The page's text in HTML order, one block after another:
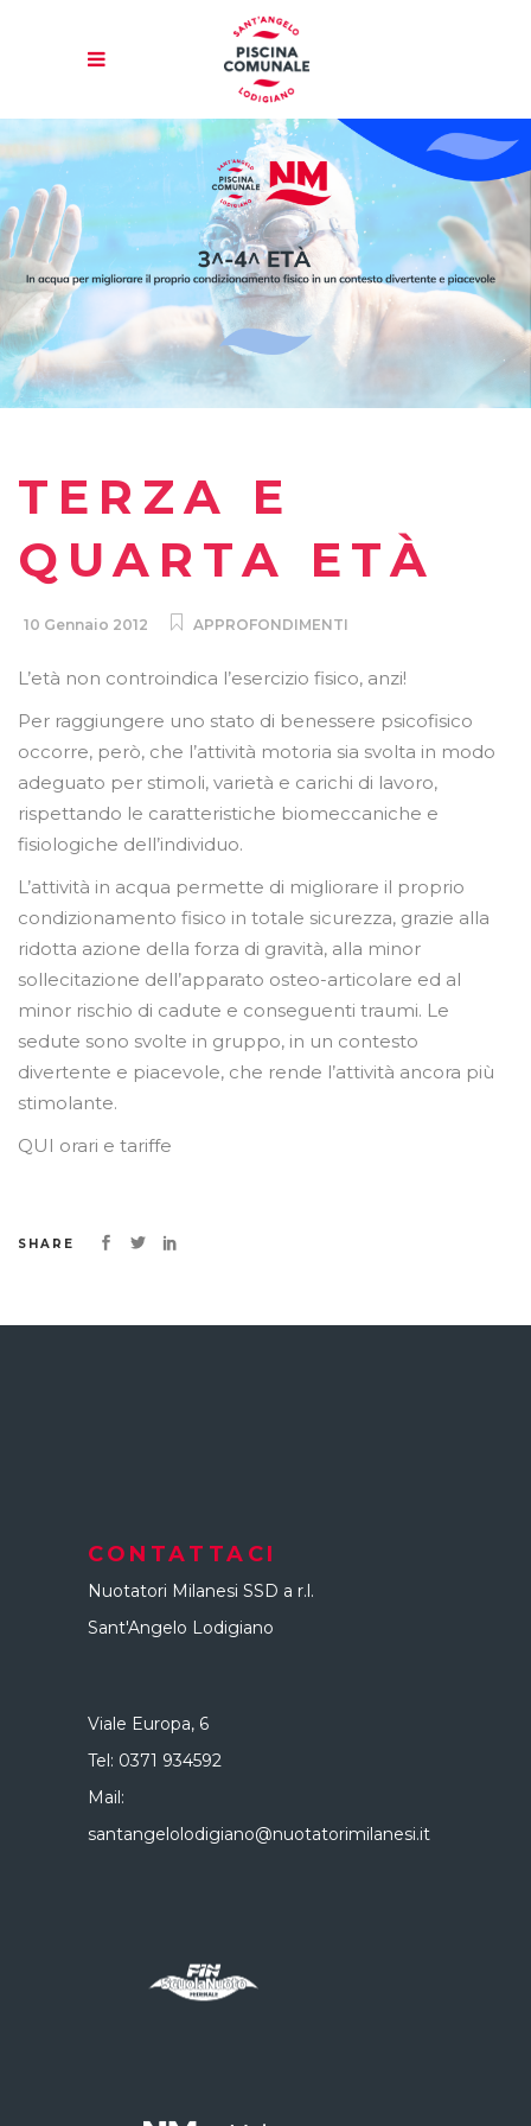
TERZA E
QUARTA ETÀ
10 Gennaio 2012 APPROFONDIMENTI
L’età non controindica l’esercizio fisico, anzi!
Per raggiungere uno stato di benessere psicofisico
occorre, però, che l’attività motoria sia svolta in modo
adeguato per stimoli, varietà e carichi di lavoro,
rispettando le caratteristiche biomeccaniche e
fisiologiche dell’individuo.
L’attività in acqua permette di migliorare il proprio
condizionamento fisico in totale sicurezza, grazie alla
ridotta azione della forza di gravità, alla minor
sollecitazione dell’apparato osteo-articolare ed al
minor rischio di cadute e conseguenti traumi. Le
sedute sono svolte in gruppo, in un contesto
divertente e piacevole, che rende l’attività ancora più
stimolante.
QUI orari e tariffe
SHARE
CONTATTACI
Nuotatori Milanesi SSD a r.l.
Sant'Angelo Lodigiano
Viale Europa, 6
Tel: 0371 934592
Mail:
santangelolodigiano@nuotatorimilanesi.it